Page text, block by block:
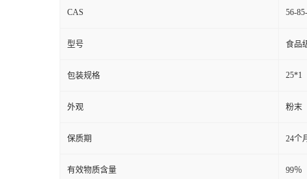
CAS 56-
型号 食品
包装规格 25*1
外观 粉末
保质期 24个
有效物质含量 99％